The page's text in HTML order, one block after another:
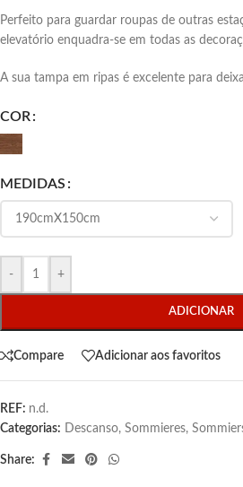
Perfeito para guardar roupas de outras
elevatório enquadra-se em todas as
A sua tampa em ripas é excelente para
COR
MEDIDAS
- +
ADICIONAR
Compare Adicionar aos favoritos
REF: n.d.
Categorias: Descanso, Sommieres,
Share: